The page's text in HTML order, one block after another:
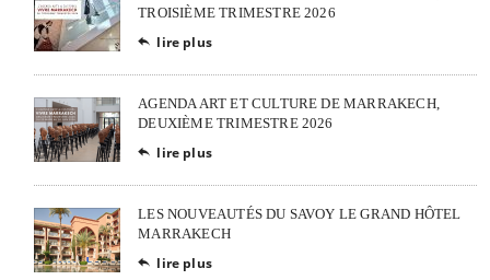
TROISIÈME TRIMESTRE 2026
 lire plus
AGENDA ART ET CULTURE DE MARRAKECH,
DEUXIÈME TRIMESTRE 2026
 lire plus
LES NOUVEAUTÉS DU SAVOY LE GRAND HÔTEL
MARRAKECH
 lire plus